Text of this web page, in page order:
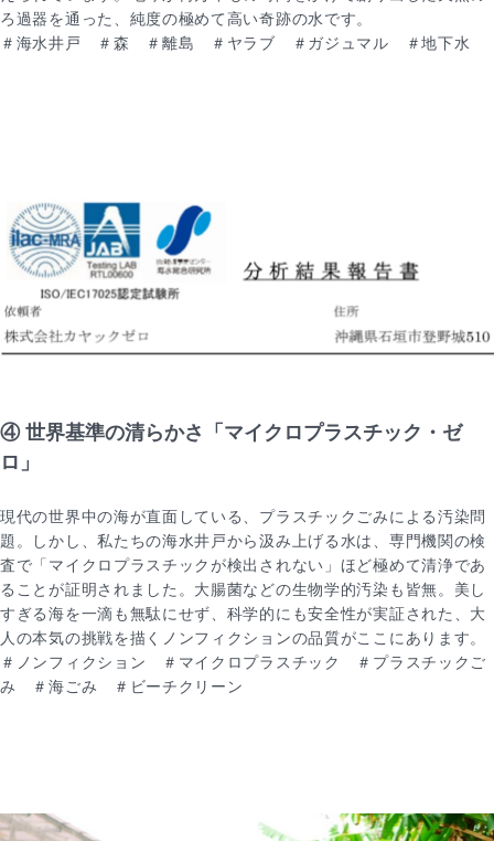
ろ過器を通った、純度の極めて高い奇跡の水です。
＃海水井戸 ＃森 ＃離島 ＃ヤラブ ＃ガジュマル ＃地下水
④ 世界基準の清らかさ「マイクロプラスチック・ゼ
ロ」
現代の世界中の海が直面している、プラスチックごみによる汚染問
題。しかし、私たちの海水井戸から汲み上げる水は、専門機関の検
査で「マイクロプラスチックが検出されない」ほど極めて清浄であ
ることが証明されました。大腸菌などの生物学的汚染も皆無。美し
すぎる海を一滴も無駄にせず、科学的にも安全性が実証された、大
人の本気の挑戦を描くノンフィクションの品質がここにあります。
＃ノンフィクション ＃マイクロプラスチック ＃プラスチックご
み ＃海ごみ ＃ビーチクリーン